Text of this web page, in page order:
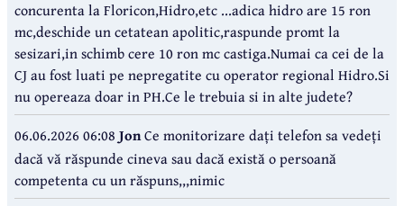
concurenta la Floricon,Hidro,etc ...adica hidro are 15 ron
mc,deschide un cetatean apolitic,raspunde promt la
sesizari,in schimb cere 10 ron mc castiga.Numai ca cei de la
CJ au fost luati pe nepregatite cu operator regional Hidro.Si
nu opereaza doar in PH.Ce le trebuia si in alte judete?
06.06.2026 06:08 JonCe monitorizare dați telefon sa vedeți
dacă vă răspunde cineva sau dacă există o persoană
competenta cu un răspuns,,,nimic